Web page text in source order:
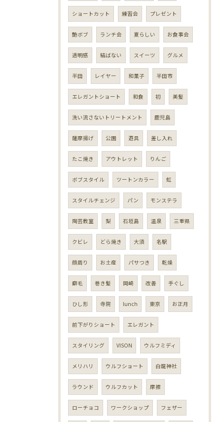
ショートカット 練習会 プレゼント
艶ボブ ランチ会 夏らしい お食事会
透明感 結ばない スイーツ グルメ
半田 レイヤー 和菓子 半田市
エレガントショート 和食 初 美髪
洗い流さないトリートメント 鹿児島
薩摩揚げ 公園 遊具 差し入れ
たこ焼き アウトレット りんご
ボブスタイル ツートンカラー 虹
スタイルチェンジ パン モンステラ
陶芸教室 梨 石垣島 温泉 三重県
クビレ どら焼き 大須 名駅
顔周り お土産 パサつき 乾燥
癖毛 巻き髪 岡崎 改善 手ぐし
ひし形 寺院 lunch 東京 お正月
前下がりショート エレガント
スタイリング VISON ウルフミディ
メリハリ ウルフショート 白龍神社
ラウンド ウルフカット 摩擦
ローチョコ ワークショップ フェザー